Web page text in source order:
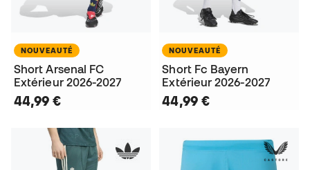
NOUVEAUTÉ
Short Arsenal FC
Extérieur 2026-2027
44,99 €
NOUVEAUTÉ
Short Fc Bayern
Extérieur 2026-2027
44,99 €